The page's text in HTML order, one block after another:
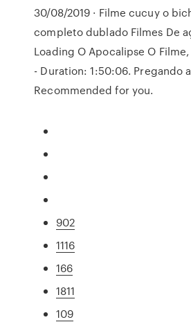
30/08/2019 · Filme cucuy o
completo dublado Filmes De
Loading O Apocalipse O
- Duration: 1:50:06. Pregando
Recommended for you.
902
1116
166
1811
109